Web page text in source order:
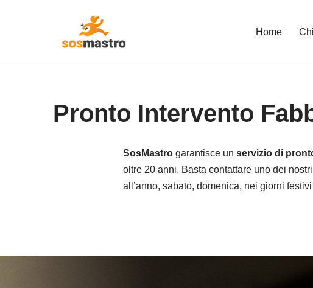
Home
Pronto Intervento
SosMastrogarantisce un servizio di
oltre 20 anni. Basta contattare uno dei
all’anno, sabato, domenica, nei giorni